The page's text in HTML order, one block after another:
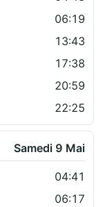
06:19
13:43
17:38
20:59
22:25
Samedi 9 Mai
04:41
06:17